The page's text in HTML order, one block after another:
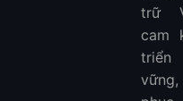
trữ
cam
vững,